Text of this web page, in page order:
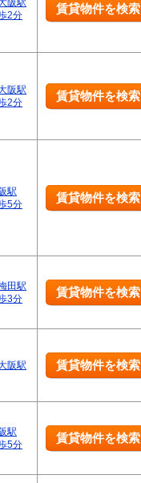
阪駅
2分
賃貸物件を検索
阪駅
2分
賃貸物件を検索
駅
5分
賃貸物件を検索
田駅
3分
賃貸物件を検索
阪駅 賃貸物件を検索
駅
5分
賃貸物件を検索